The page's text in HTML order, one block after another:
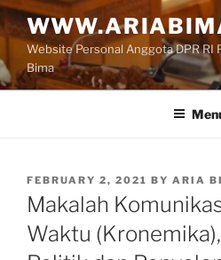
Skip
to
contentWebsite Personal Anggota DPR RI
Bima
POSTED
ON
FEBRUARY 2, 2021 BY ARIA
Makalah
Waktu